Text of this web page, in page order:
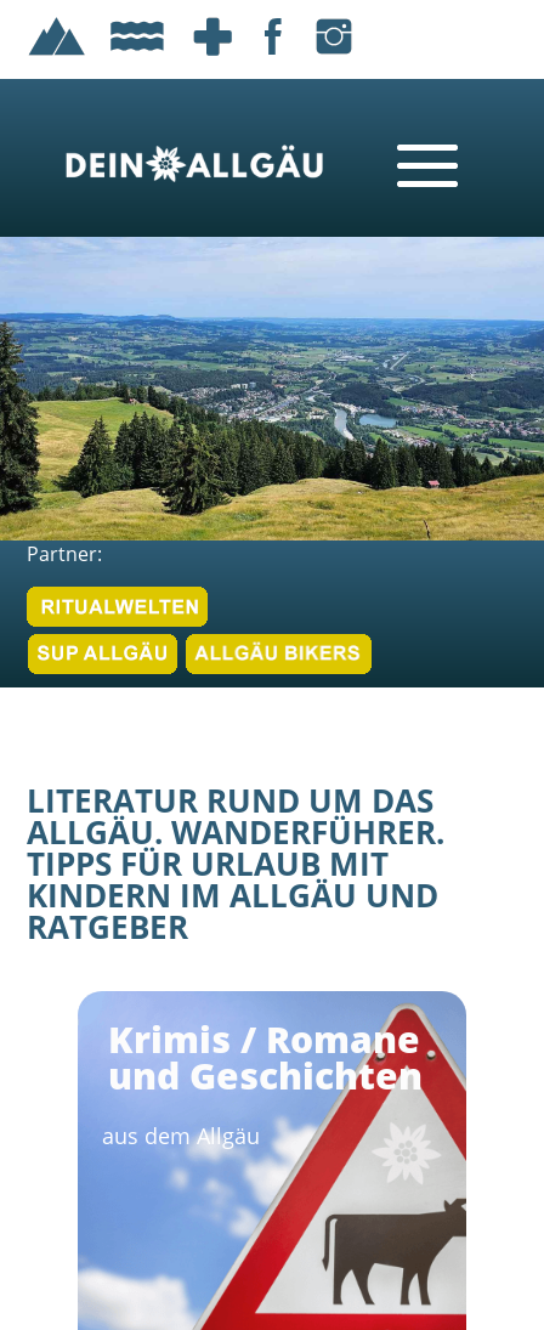
Partner:
LITERATUR RUND UM DAS
ALLGÄU. WANDERFÜHRER.
TIPPS FÜR URLAUB MIT
KINDERN IM ALLGÄU UND
RATGEBER
Krimis / Romane
und Geschichten
aus dem Allgäu